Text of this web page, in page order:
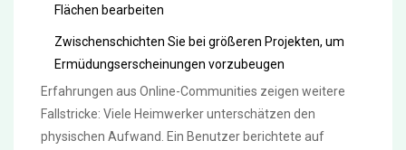
Flächen bearbeiten
Zwischenschichten Sie bei größeren Projekten, um
Ermüdungserscheinungen vorzubeugen
Erfahrungen aus Online-Communities zeigen weitere
Fallstricke: Viele Heimwerker unterschätzen den
physischen Aufwand. Ein Benutzer berichtete auf